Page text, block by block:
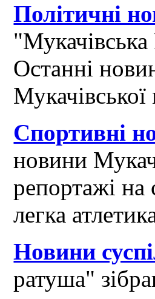
Політичні
Останні
Спортивні
новини
репортажі
легка
Новини
ратуша"